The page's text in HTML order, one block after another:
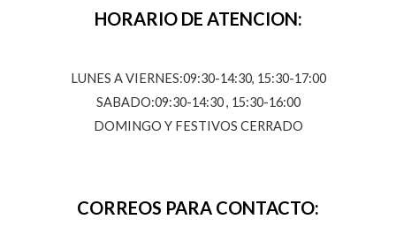
HORARIO DE ATENCION:
LUNES A VIERNES:09:30-14:30, 15:30-17:00
SABADO:09:30-14:30 , 15:30-16:00
DOMINGO Y FESTIVOS CERRADO
CORREOS PARA CONTACTO: